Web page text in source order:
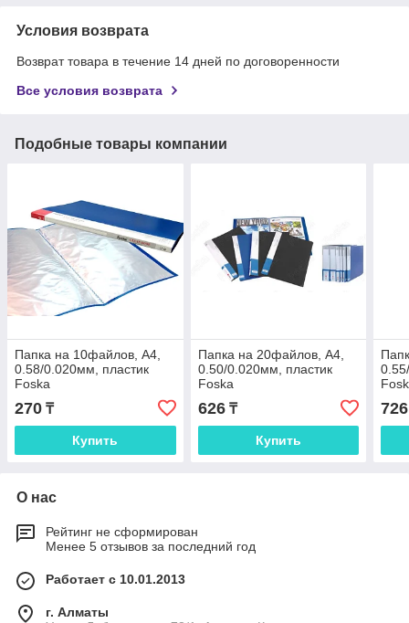
Условия возврата
Возврат товара в течение 14 дней по договоренности
Все условия возврата
Подобные товары компании
Папка на 10файлов, А4,
0.58/0.020мм, пластик
Foska
270 ₸
Купить
Папка на 20файлов, А4,
0.50/0.020мм, пластик
Foska
626₸
Купить
726
О нас
Рейтинг не сформирован
Менее 5 отзывов за последний год
Работает с 10.01.2013
г. Алматы